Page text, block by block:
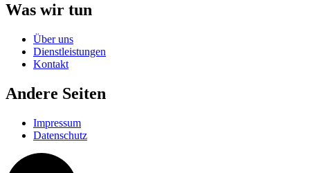
Was wir tun
Über uns
Dienstleistungen
Kontakt
Andere Seiten
Impressum
Datenschutz